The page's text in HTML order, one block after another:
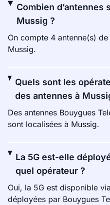
Combien d’antennes
Mussig ?
On compte 4 antenne(s)
Mussig.
Quels sont les
des antennes à
Des antennes Bouygues
sont localisées à Mussig.
La 5G est-elle
quel opérateur ?
Oui, la 5G est disponible
déployées par Bouygues